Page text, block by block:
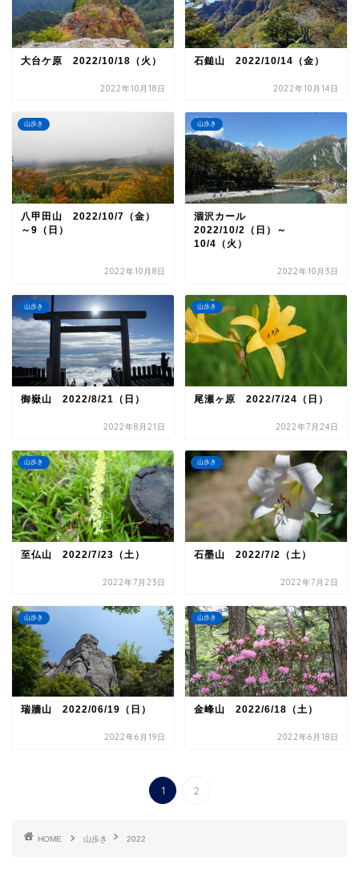
大台ケ原 2022/10/18（火）
2022年10月18日
石鎚山 2022/10/14（金）
2022年10月14日
山歩き
八甲田山 2022/10/7（金）
～9（日）
2022年10月8日
山歩き
涸沢カール
2022/10/2（日）～
10/4（火）
2022年10月3日
山歩き
御嶽山 2022/8/21（日）
2022年8月21日
山歩き
尾瀬ヶ原 2022/7/24（日）
2022年7月24日
山歩き
至仏山 2022/7/23（土）
2022年7月23日
山歩き
石墨山 2022/7/2（土）
2022年7月2日
山歩き
瑞牆山 2022/06/19（日）
2022年6月19日
山歩き
金峰山 2022/6/18（土）
2022年6月18日
1 2
HOME 山歩き 2022